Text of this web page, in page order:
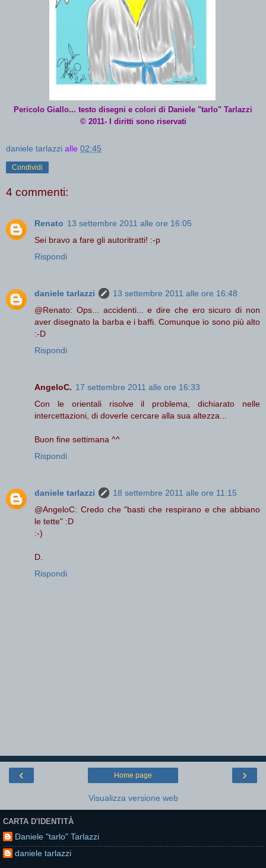
Pericolo Giallo... testo disegni e colori di Daniele "tarlo" Tarlazzi
© 2011- I diritti sono riservati
daniele tarlazzi alle 02:45
Condividi
4 commenti:
Renato 13 settembre 2011 alle ore 16:05
Sei bravo a fare gli autoritratti! :-p
Rispondi
daniele tarlazzi
13 settembre 2011 alle ore 16:48
@Renato: Ops... accidenti... e dire che ero sicuro di non
aver disegnato la barba e i baffi. Comunque io sono più alto
:-D
Rispondi
AngeloC. 17 settembre 2011 alle ore 16:33
Con le orientali risolve il problema, dichiarato nelle
intercettazioni, di doverle cercare alla sua altezza...
Buon fine settimana ^^
Rispondi
daniele tarlazzi
18 settembre 2011 alle ore 11:15
@AngeloC: Credo che "basti che respirano e che abbiano
le tette" :D
:-)
D.
Rispondi
‹ ›
Home page
Visualizza versione web
CARTA D'IDENTITÀ
Daniele "tarlo" Tarlazzi
daniele tarlazzi